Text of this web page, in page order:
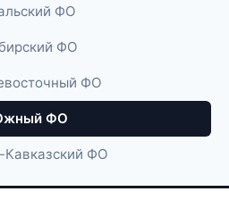
ФО
ФО
ФО
ФО
Кавказский ФО